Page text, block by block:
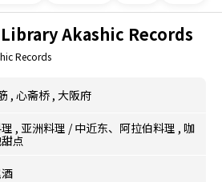
Akashic Records
Records
, 心斋桥 , 大阪府
, 亚洲料理 /中近东、阿拉伯料理 , 咖
点